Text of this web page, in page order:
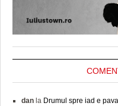
dan la Drumul spre iad e